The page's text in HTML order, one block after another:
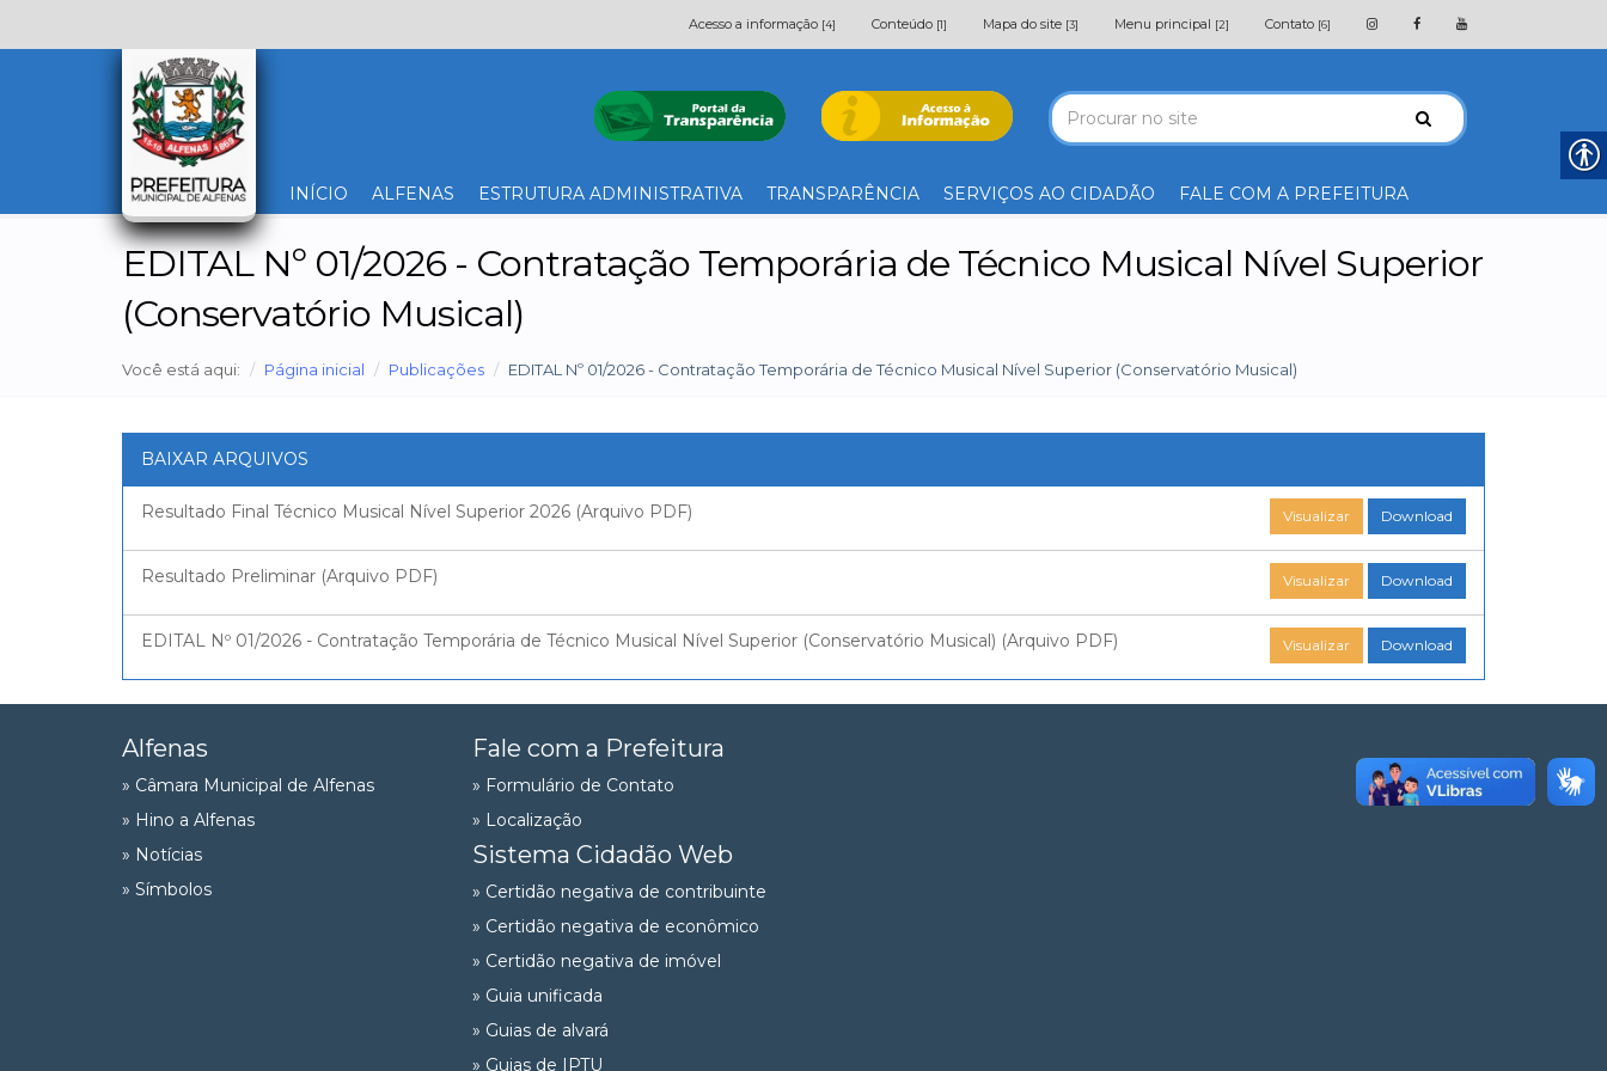
Acesso a informação [4] Conteúdo [1] Mapa do site [3] Menu principal [2] Contato [6]
INÍCIO ALFENAS ESTRUTURA ADMINISTRATIVA TRANSPARÊNCIA SERVIÇOS AO CIDADÃO FALE COM A PREFEITURA
EDITAL Nº 01/2026 - Contratação Temporária de Técnico Musical Nível Superior
(Conservatório Musical)
Você está aqui: Página inicial Publicações EDITAL Nº 01/2026 - Contratação Temporária de Técnico Musical Nível Superior (Conservatório Musical)
BAIXAR ARQUIVOS
Visualizar Download
Resultado Final Técnico Musical Nível Superior 2026 (Arquivo PDF)
Visualizar Download
Resultado Preliminar (Arquivo PDF)
Visualizar Download
EDITAL Nº 01/2026 - Contratação Temporária de Técnico Musical Nível Superior (Conservatório Musical) (Arquivo PDF)
Alfenas
» Câmara Municipal de Alfenas
» Hino a Alfenas
» Notícias
» Símbolos
Fale com a Prefeitura
» Formulário de Contato
» Localização
Sistema Cidadão Web
» Certidão negativa de contribuinte
» Certidão negativa de econômico
» Certidão negativa de imóvel
» Guia unificada
» Guias de alvará
» Guias de IPTU